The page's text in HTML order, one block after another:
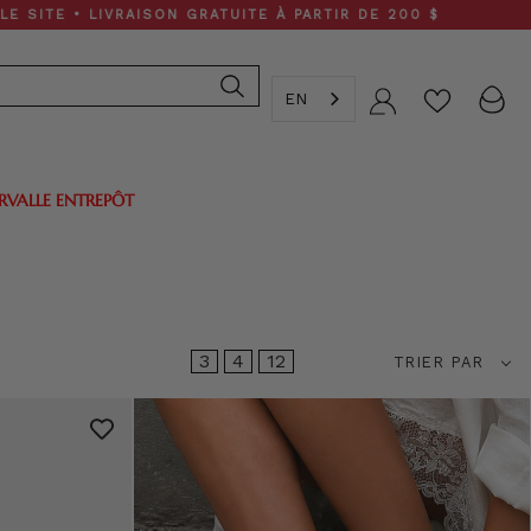
GRATUITE À PARTIR DE 200 $
EN Compte
ENTREPÔT
3 4 12
Trier
par
TRIER PAR